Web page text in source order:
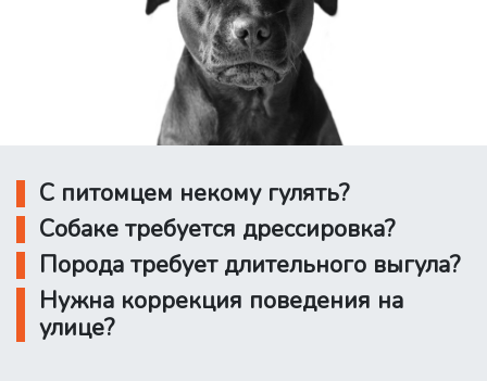
С питомцем некому гулять?
Собаке требуется дрессировка?
Порода требует длительного выгула?
Нужна коррекция поведения на
улице?